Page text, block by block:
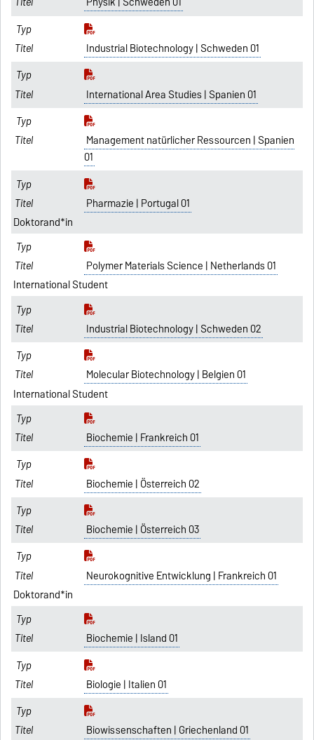
Industrial Biotechnology | Schweden 01
International Area Studies | Spanien 01
Management natürlicher Ressourcen | Spanien
01
Pharmazie | Portugal 01
Doktorand*in
Polymer Materials Science | Netherlands 01
International Student
Industrial Biotechnology | Schweden 02
Molecular Biotechnology | Belgien 01
International Student
Biochemie | Frankreich 01
Biochemie | Österreich 02
Biochemie | Österreich 03
Neurokognitive Entwicklung | Frankreich 01
Doktorand*in
Biochemie | Island 01
Biologie | Italien 01
Biowissenschaften | Griechenland 01